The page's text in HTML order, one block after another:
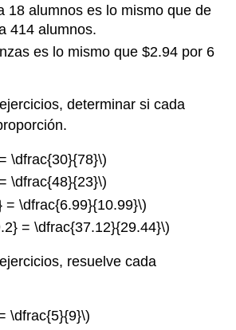
18 alumnos es lo mismo que de
414 alumnos.
es lo mismo que $2.94 por 6
determinar si cada
\dfrac{30}{78}\)
\dfrac{48}{23}\)
= \dfrac{6.99}{10.99}\)
= \dfrac{37.12}{29.44}\)
resuelve cada
\dfrac{5}{9}\)